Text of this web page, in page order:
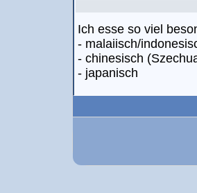
Ich esse so viel
- malaiisch/
- chinesisch
- japanisch